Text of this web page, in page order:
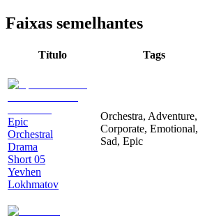
Faixas semelhantes
Título Tags
Epic
Orchestral
Drama
Short 05
Yevhen
Lokhmatov
Orchestra, Adventure,
Corporate, Emotional,
Sad, Epic